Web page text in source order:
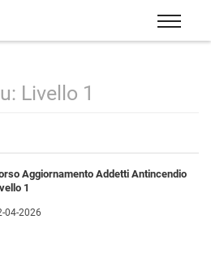
Livello 1
Aggiornamento Addetti Antincendio
1
04-2026